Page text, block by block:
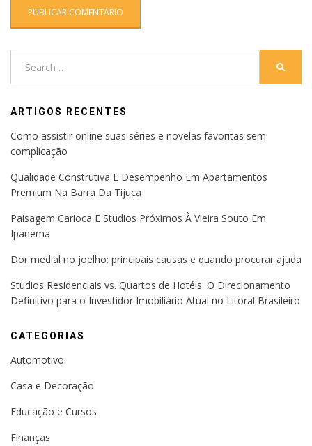
ARTIGOS RECENTES
Como assistir online suas séries e novelas favoritas sem
complicação
Qualidade Construtiva E Desempenho Em Apartamentos
Premium Na Barra Da Tijuca
Paisagem Carioca E Studios Próximos À Vieira Souto Em
Ipanema
Dor medial no joelho: principais causas e quando procurar ajuda
Studios Residenciais vs. Quartos de Hotéis: O Direcionamento
Definitivo para o Investidor Imobiliário Atual no Litoral Brasileiro
CATEGORIAS
Automotivo
Casa e Decoração
Educação e Cursos
Finanças